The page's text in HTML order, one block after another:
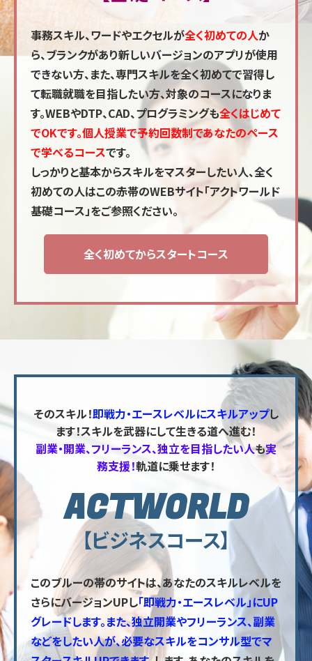
事務スキル、ワードやエクセルが全く初めての人か
ら、ブランクがあり新しいバージョンのアプリが使用
できない方、また、専門スキルを全く初めてで習得し
て転職就職を目指したい方、対象のコースになりま
す。WEBやDTP、CAD、プログラミングも全くはじめて
でOKです。個人授業で予約回数制であなたのペース
で学べるコースです。
しっかりと基本からスキルをマスターしたい人、全く
初めての人はこの赤帯のWEBサイト「アクトワールド
基礎コース」をご参照ください。
全く初めてからスタートコース
そのスキル！即戦力・エースレベルにスキルアップし
ます！スキルを武器にして生きる道へ進む！
副業・開業、フリーランス、独立を目指したい人も実
務支援！軌道に乗せます！
ACTWORLD
【ビジネスコース】
このブルーの帯のサイトは、あなたのスキルレベルを
さらにバージョンUPし「即戦力・エースレベル」にUP
グレードします。また、独立開業やフリーランス、副業
などをしたい人が、必要なスキルをコンサル型でマ